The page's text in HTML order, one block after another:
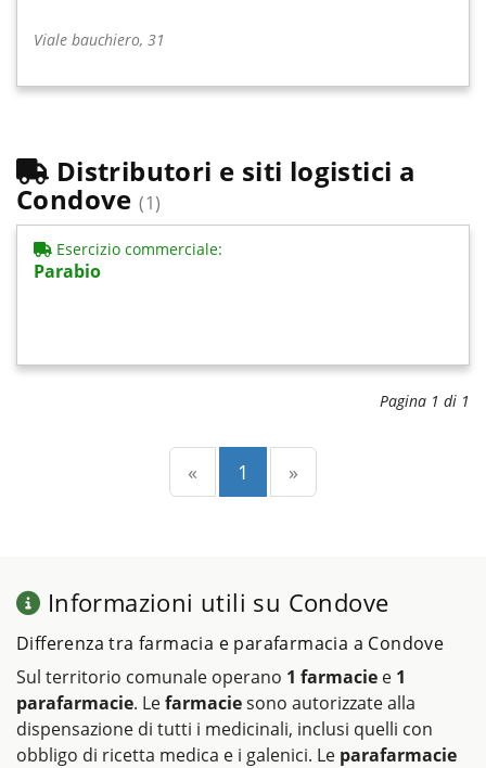
Viale bauchiero, 31
Distributori e siti logistici a
Condove (1)
Esercizio commerciale:
Parabio
Pagina 1 di 1
« Precedente
1 (current)
»
Informazioni utili su Condove
Differenza tra farmacia e parafarmacia a Condove
Sul territorio comunale operano 1 farmacie e 1
parafarmacie. Lefarmaciesono autorizzate alla
dispensazione di tutti i medicinali, inclusi quelli con
obbligo di ricetta medica e i galenici. Le parafarmacie